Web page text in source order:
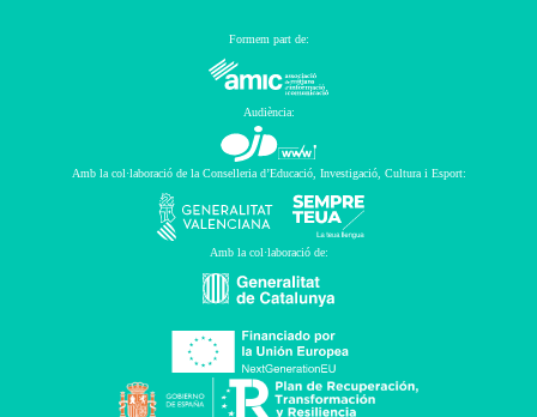
Formem part de:
Audiència:
Amb la col·laboració de la Conselleria d’Educació, Investigació, Cultura i Esport:
Amb la col·laboració de: